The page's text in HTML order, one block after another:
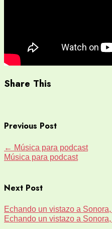
Share This
Previous Post
← Música para podcast
Música para podcast
Next Post
Echando un vistazo a
Echando un vistazo a